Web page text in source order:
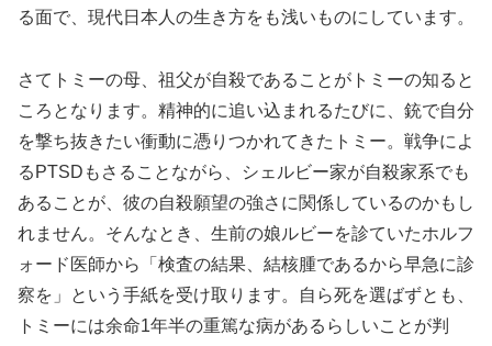
る面で、現代日本人の生き方をも浅いものにしています。
さてトミーの母、祖父が自殺であることがトミーの知ると
ころとなります。精神的に追い込まれるたびに、銃で自分
を撃ち抜きたい衝動に憑りつかれてきたトミー。戦争によ
るPTSDもさることながら、シェルビー家が自殺家系でも
あることが、彼の自殺願望の強さに関係しているのかもし
れません。そんなとき、生前の娘ルビーを診ていたホルフ
ォード医師から「検査の結果、結核腫であるから早急に診
察を」という手紙を受け取ります。自ら死を選ばずとも、
トミーには余命1年半の重篤な病があるらしいことが判